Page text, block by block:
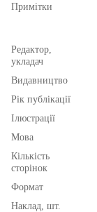
Примітки
Редактор,
укладач
Видавництво
Рік публікації
Ілюстрації
Мова
Кількість
сторінок
Формат
Наклад, шт.